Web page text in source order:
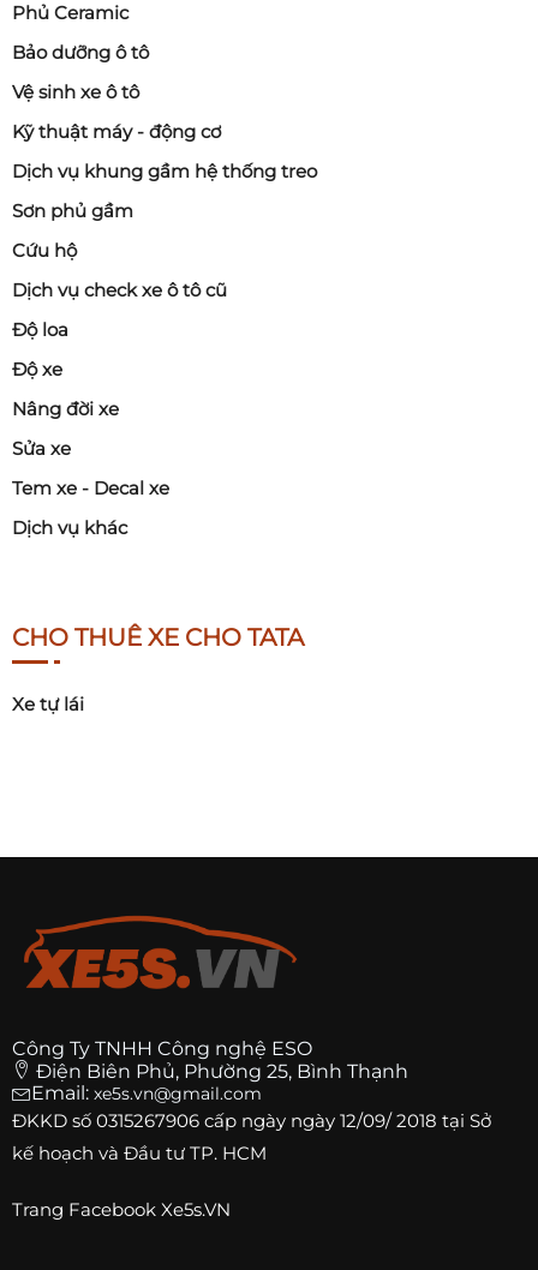
Phủ Ceramic
Bảo dưỡng ô tô
Vệ sinh xe ô tô
Kỹ thuật máy - động cơ
Dịch vụ khung gầm hệ thống treo
Sơn phủ gầm
Cứu hộ
Dịch vụ check xe ô tô cũ
Độ loa
Độ xe
Nâng đời xe
Sửa xe
Tem xe - Decal xe
Dịch vụ khác
CHO THUÊ XE CHO TATA
Xe tự lái
Công Ty TNHH Công nghệ ESO
Điện Biên Phủ, Phường 25, Bình Thạnh
Email: xe5s.vn@gmail.com
ĐKKD số 0315267906 cấp ngày ngày 12/09/ 2018 tại Sở
kế hoạch và Đầu tư TP. HCM
Trang Facebook Xe5s.VN